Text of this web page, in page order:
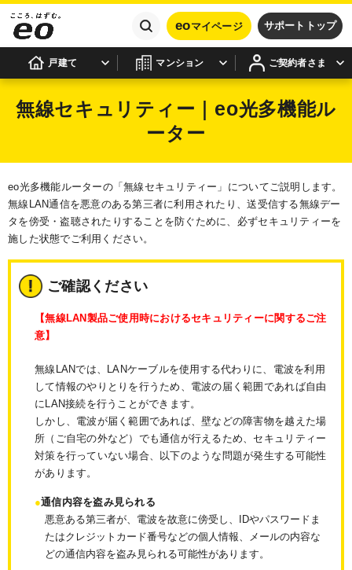
eoマイページ サポートトップ
戸建て マンション ご契約者さま
無線セキュリティー｜ eo光多機能ル
ーター
eo光多機能ルーターの「無線セキュリティー」についてご説明します。
無線LAN通信を悪意のある第三者に利用されたり、送受信する無線デー
タを傍受・盗聴されたりすることを防ぐために、必ずセキュリティーを
施した状態でご利用ください。
ご確認ください
【無線LAN製品ご使用時におけるセキュリティーに関するご注
意】
無線LANでは、LANケーブルを使用する代わりに、電波を利用
して情報のやりとりを行うため、電波の届く範囲であれば自由
にLAN接続を行うことができます。
しかし、電波が届く範囲であれば、壁などの障害物を越えた場
所（ご自宅の外など）でも通信が行えるため、セキュリティー
対策を行っていない場合、以下のような問題が発生する可能性
があります。
通信内容を盗み見られる
悪意ある第三者が、電波を故意に傍受し、IDやパスワードま
たはクレジットカード番号などの個人情報、メールの内容な
どの通信内容を盗み見られる可能性があります。